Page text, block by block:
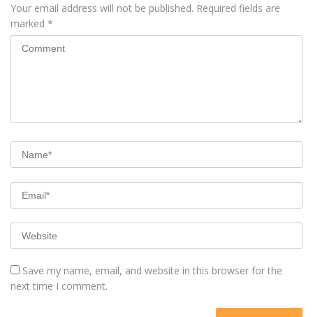
Your email address will not be published. Required fields are
marked *
Save my name, email, and website in this browser for the
next time I comment.